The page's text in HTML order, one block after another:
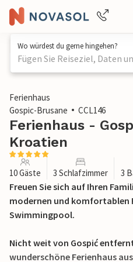
Wo würdest du gerne hingehen?
Fügen Sie Reiseziel, Daten
1 / 43
Ferienhaus
Gospic-Brusane
CCL146
Ferienhaus -
Kroatien
10 Gäste 3 Schlafzimmer 3
Freuen Sie sich auf Ihren
modernen und komfortablen
Swimmingpool.
Nicht weit von Gospić
wunderschöne Ferienhaus